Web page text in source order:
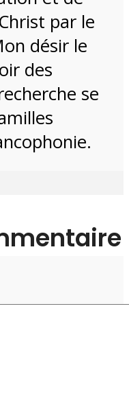
par le
désir le
des
se